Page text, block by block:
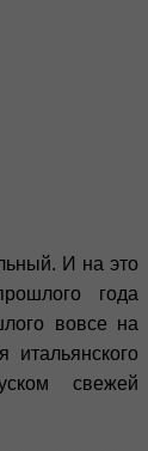
И на это
года
вовсе на
итальянского
свежей